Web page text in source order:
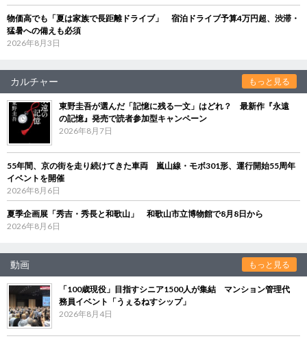
物価高でも「夏は家族で長距離ドライブ」 宿泊ドライブ予算4万円超、渋滞・
猛暑への備えも必須
2026年8月3日
カルチャー もっと見る
東野圭吾が選んだ「記憶に残る一文」はどれ？ 最新作『永遠
の記憶』発売で読者参加型キャンペーン
2026年8月7日
55年間、京の街を走り続けてきた車両 嵐山線・モボ301形、運行開始55周年
イベントを開催
2026年8月6日
夏季企画展「秀吉・秀長と和歌山」 和歌山市立博物館で8月8日から
2026年8月6日
動画 もっと見る
「100歳現役」目指すシニア1500人が集結 マンション管理代
務員イベント「うぇるねすシップ」
2026年8月4日